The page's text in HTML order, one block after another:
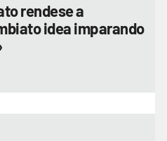
rendese a
idea imparando